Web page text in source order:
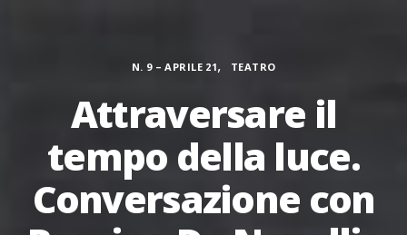
Categorie
N. 9 – APRILE 21, TEATRO
Attraversare il
tempo della luce.
Conversazione con